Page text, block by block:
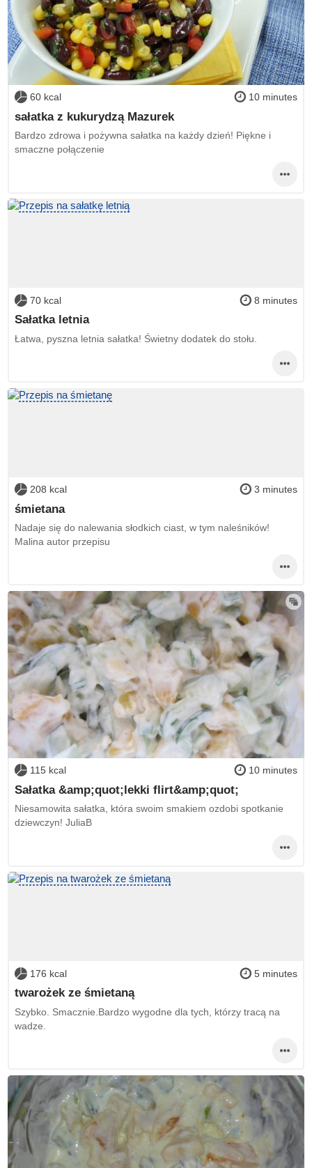
60 kcal 10 minutes
sałatka z kukurydzą Mazurek
Bardzo zdrowa i pożywna sałatka na każdy dzień! Piękne i
smaczne połączenie
70 kcal 8 minutes
Sałatka letnia
Łatwa, pyszna letnia sałatka! Świetny dodatek do stołu.
208 kcal 3 minutes
śmietana
Nadaje się do nalewania słodkich ciast, w tym naleśników!
Malina autor przepisu
115 kcal 10 minutes
Sałatka &amp;quot;lekki flirt&amp;quot;
Niesamowita sałatka, która swoim smakiem ozdobi spotkanie
dziewczyn! JuliaB
176 kcal 5 minutes
twarożek ze śmietaną
Szybko. Smacznie.Bardzo wygodne dla tych, którzy tracą na
wadze.